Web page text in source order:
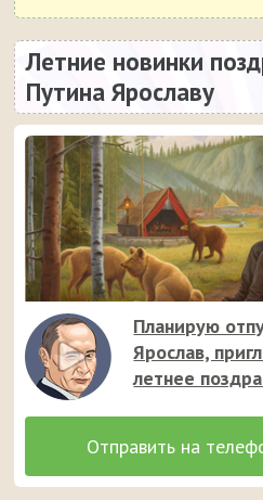
Летние новинки
Путина Ярославу
Планирую
Ярослав,
летнее